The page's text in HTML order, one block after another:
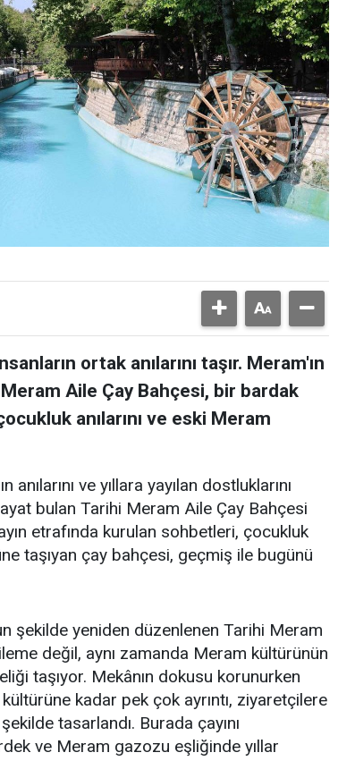
ortak anılarını taşır. Meram'ın
Aile Çay Bahçesi, bir bardak
anılarını ve eski Meram
anılarını ve yıllara yayılan dostluklarını
bulan Tarihi Meram Aile Çay Bahçesi
etrafında kurulan sohbetleri, çocukluk
taşıyan çay bahçesi, geçmiş ile bugünü
şekilde yeniden düzenlenen Tarihi Meram
değil, aynı zamanda Meram kültürünün
taşıyor. Mekânın dokusu korunurken
kadar pek çok ayrıntı, ziyaretçilere
tasarlandı. Burada çayını
ve Meram gazozu eşliğinde yıllar